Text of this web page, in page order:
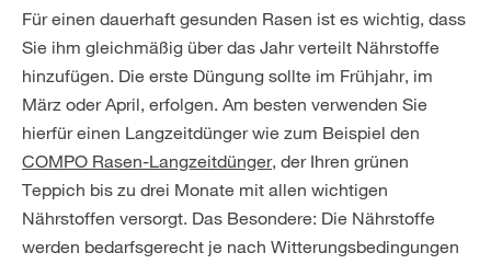
Für einen dauerhaft gesunden Rasen ist es wichtig, dass
Sie ihm gleichmäßig über das Jahr verteilt Nährstoffe
hinzufügen. Die erste Düngung sollte im Frühjahr, im
März oder April, erfolgen. Am besten verwenden Sie
hierfür einen Langzeitdünger wie zum Beispiel den
COMPO Rasen-Langzeitdünger, der Ihren grünen
Teppich bis zu drei Monate mit allen wichtigen
Nährstoffen versorgt. Das Besondere: Die Nährstoffe
werden bedarfsgerecht je nach Witterungsbedingungen